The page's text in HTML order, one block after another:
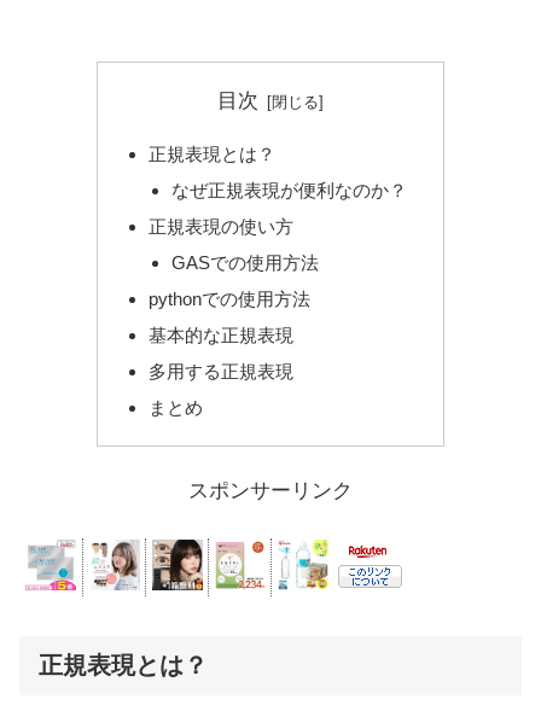
目次
正規表現とは？
なぜ正規表現が便利なのか？
正規表現の使い方
GASでの使用方法
pythonでの使用方法
基本的な正規表現
多用する正規表現
まとめ
スポンサーリンク
正規表現とは？